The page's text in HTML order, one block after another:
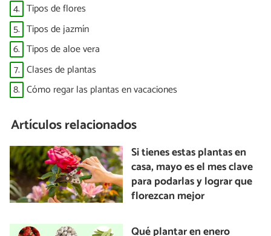
4. Tipos de flores
5. Tipos de jazmín
6. Tipos de aloe vera
7. Clases de plantas
8. Cómo regar las plantas en vacaciones
Artículos relacionados
Si tienes estas plantas en
casa, mayo es el mes clave
para podarlas y lograr que
florezcan mejor
Qué plantar en enero